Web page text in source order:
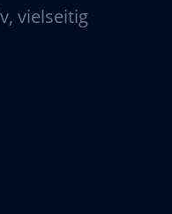
vielseitig